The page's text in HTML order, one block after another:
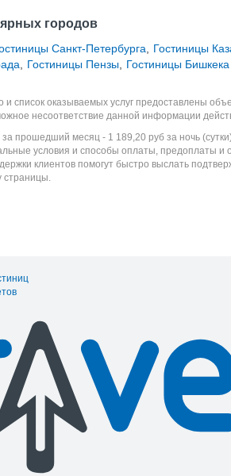
городов
Санкт-Петербурга
Гостиницы
Гостиницы Пензы Гостиницы Бишкека
и список оказываемых услуг предоставлены
несоответствие данной информации
за прошедший месяц - 1 189,20 руб за ночь
условия и способы оплаты, предоплаты и
клиентов помогут быстро выслать
страницы.